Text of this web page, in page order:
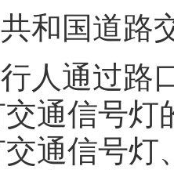
共和国道路
人通过路
通信号灯
通信号灯